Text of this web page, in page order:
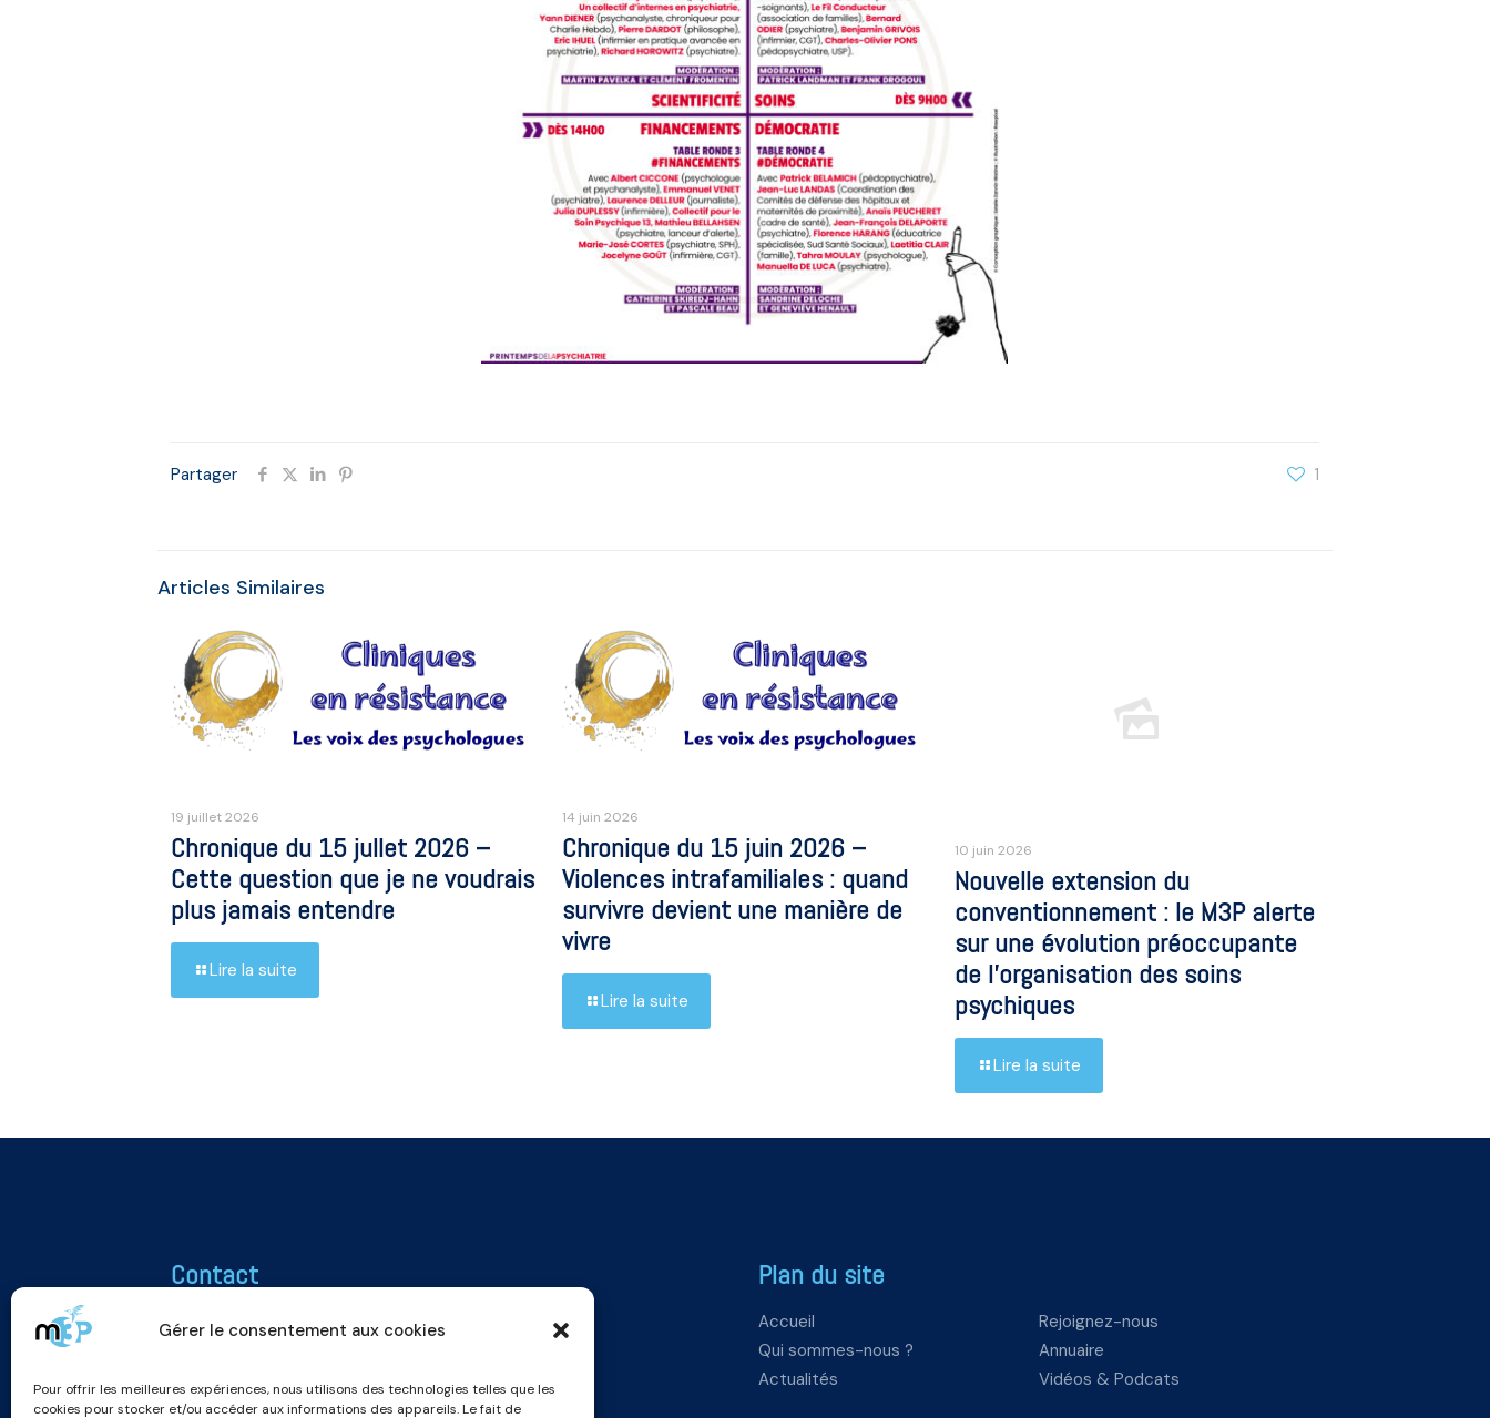
Gérer le consentement aux cookies
Pour offrir les meilleures expériences, nous utilisons des technologies telles que les
cookies pour stocker et/ou accéder aux informations des appareils. Le fait de
Partager 1
Articles Similaires
19 juillet 2026
Chronique du 15 jullet 2026 –
Cette question que je ne voudrais
plus jamais entendre
Lire la suite
14 juin 2026
Chronique du 15 juin 2026 –
Violences intrafamiliales : quand
survivre devient une manière de
vivre
Lire la suite
10 juin 2026
Nouvelle extension du
conventionnement : le M3P alerte
sur une évolution préoccupante
de l’organisation des soins
psychiques
Lire la suite
Contact
Association M3P
51100 REIMS
m3p.association@gmail.com
Plan du site
Accueil
Qui sommes-nous ?
Actualités
Rejoignez-nous
Annuaire
Vidéos & Podcats